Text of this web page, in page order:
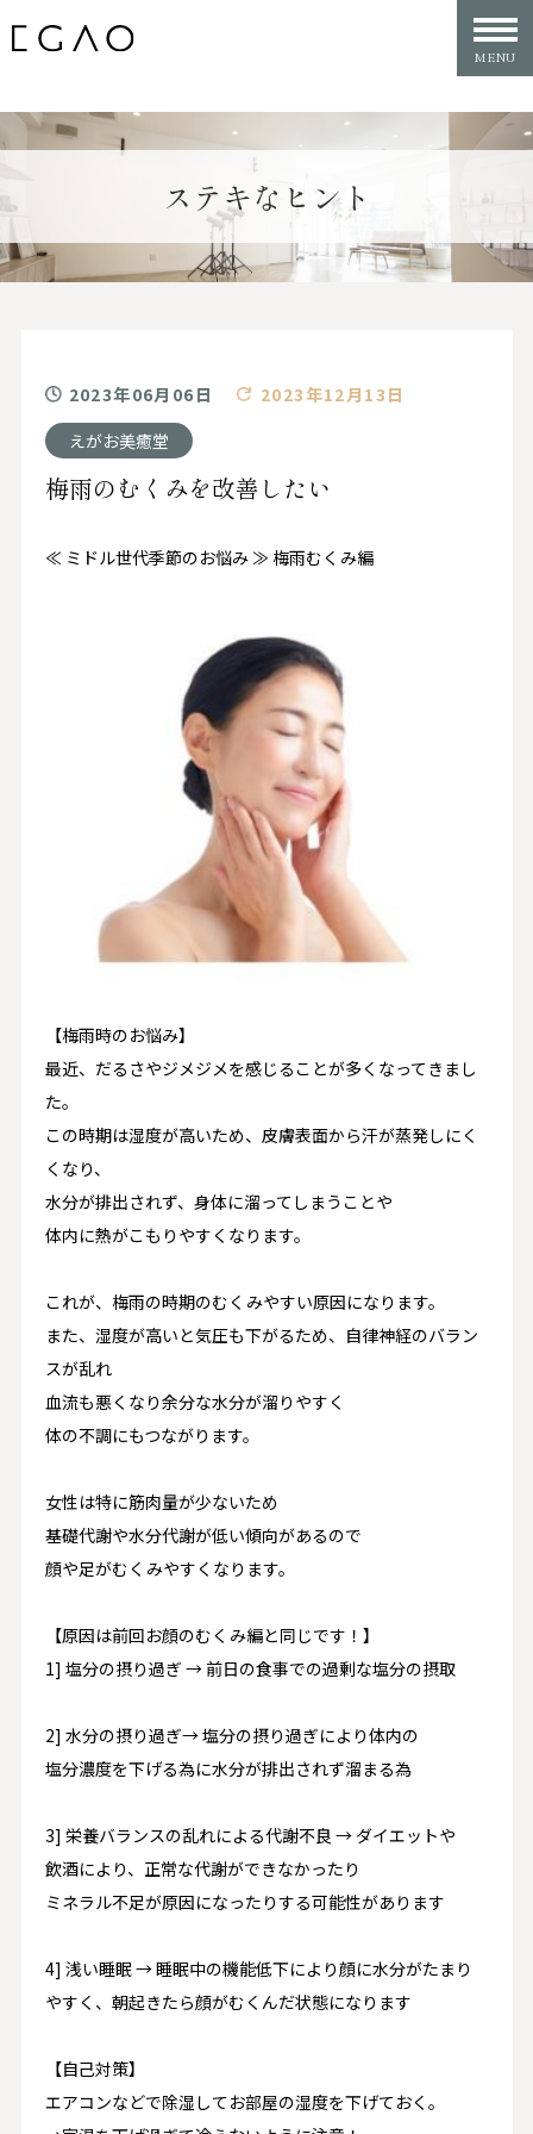
ステキなヒント
2023年06月06日
2023年12月13日
えがお美癒堂
梅雨のむくみを改善したい
≪ ミドル世代季節のお悩み ≫ 梅雨むくみ編
【梅雨時のお悩み】
最近、だるさやジメジメを感じることが多くなってきまし
た。
この時期は湿度が高いため、皮膚表面から汗が蒸発しにく
くなり、
水分が排出されず、身体に溜ってしまうことや
体内に熱がこもりやすくなります。
これが、梅雨の時期のむくみやすい原因になります。
また、湿度が高いと気圧も下がるため、自律神経のバラン
スが乱れ
血流も悪くなり余分な水分が溜りやすく
体の不調にもつながります。
女性は特に筋肉量が少ないため
基礎代謝や水分代謝が低い傾向があるので
顔や足がむくみやすくなります。
【原因は前回お顔のむくみ編と同じです！】
1] 塩分の摂り過ぎ → 前日の食事での過剰な塩分の摂取
2] 水分の摂り過ぎ→ 塩分の摂り過ぎにより体内の
塩分濃度を下げる為に水分が排出されず溜まる為
3] 栄養バランスの乱れによる代謝不良 → ダイエットや
飲酒により、正常な代謝ができなかったり
ミネラル不足が原因になったりする可能性があります
4] 浅い睡眠 → 睡眠中の機能低下により顔に水分がたまり
やすく、朝起きたら顔がむくんだ状態になります
【自己対策】
エアコンなどで除湿してお部屋の湿度を下げておく。